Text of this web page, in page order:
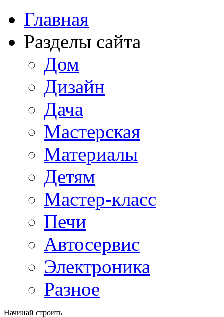
Главная
Разделы сайта
Дом
Дизайн
Дача
Мастерская
Материалы
Детям
Мастер-класс
Печи
Автосервис
Электроника
Разное
Начинай строить